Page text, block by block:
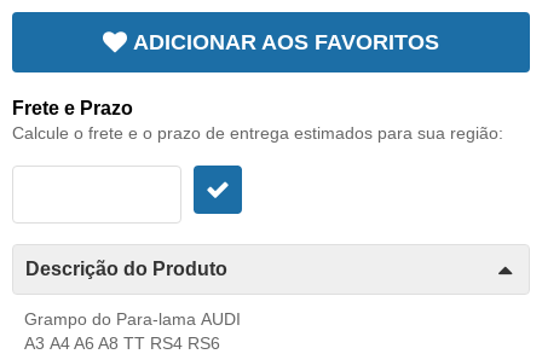
ADICIONAR AOS FAVORITOS
Frete e Prazo
Calcule o frete e o prazo de entrega estimados para sua região:
Descrição do Produto
Grampo do Para-lama AUDI
A3 A4 A6 A8 TT RS4 RS6